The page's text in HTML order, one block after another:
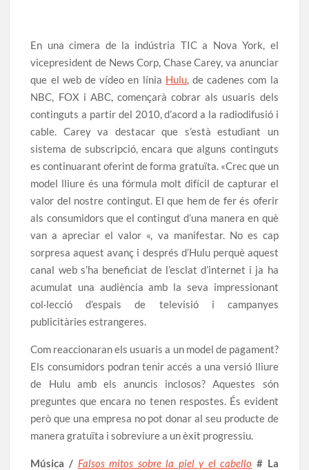
En una cimera de la indústria TIC a Nova York, el
vicepresident de News Corp, Chase Carey, va anunciar
que el web de vídeo en línia Hulu, de cadenes com la
NBC, FOX i ABC, començarà cobrar als usuaris dels
continguts a partir del 2010, d’acord a la radiodifusió i
cable. Carey va destacar que s’està estudiant un
sistema de subscripció, encara que alguns continguts
es continuarant oferint de forma gratuïta. «Crec que un
model lliure és una fórmula molt difícil de capturar el
valor del nostre contingut. El que hem de fer és oferir
als consumidors que el contingut d’una manera en què
van a apreciar el valor «, va manifestar. No es cap
sorpresa aquest avanç i després d’Hulu perquè aquest
canal web s’ha beneficiat de l’esclat d’internet i ja ha
acumulat una audiència amb la seva impressionant
col·lecció d’espais de televisió i campanyes
publicitàries estrangeres.
Com reaccionaran els usuaris a un model de pagament?
Els consumidors podran tenir accés a una versió lliure
de Hulu amb els anuncis inclosos? Aquestes són
preguntes que encara no tenen respostes. És evident
però que una empresa no pot donar al seu producte de
manera gratuïta i sobreviure a un èxit progressiu.
Música / Falsos mitos sobre la piel y el cabello # La